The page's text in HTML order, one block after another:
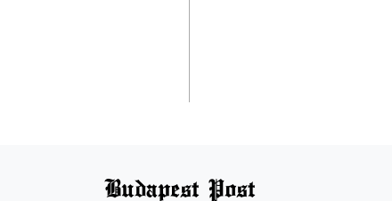
Budapest Post